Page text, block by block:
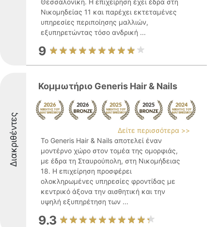
Θεσσαλονίκη. Η επιχείρηση έχει έδρα στη
Νικομηδείας 11 και παρέχει εκτεταμένες
υπηρεσίες περιποίησης μαλλιών,
εξυπηρετώντας τόσο ανδρική ...
9
Διακριθέντες
Κομμωτήριο Generis Hair & Nails
Δείτε περισσότερα >>
Το Generis Hair & Nails αποτελεί έναν
μοντέρνο χώρο στον τομέα της ομορφιάς,
με έδρα τη Σταυρούπολη, στη Νικομήδειας
18. Η επιχείρηση προσφέρει
ολοκληρωμένες υπηρεσίες φροντίδας με
κεντρικό άξονα την αισθητική και την
υψηλή εξυπηρέτηση των ...
9.3